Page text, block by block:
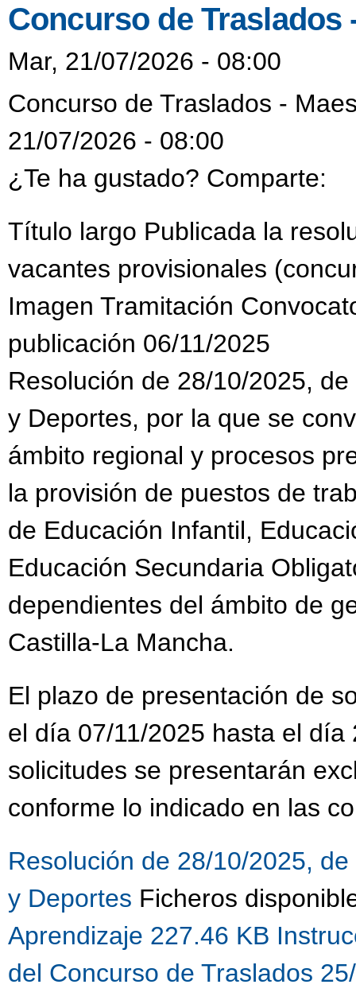
Concurso de Traslados
Mar, 21/07/2026 - 08:00
Concurso de Traslados -
21/07/2026 - 08:00
¿Te ha gustado? Comparte:
Título largo Publicada la
vacantes provisionales
Imagen Tramitación
publicación 06/11/2025
Resolución de 28/10/2025,
y Deportes, por la que se
ámbito regional y procesos
la provisión de puestos de
de Educación Infantil,
Educación Secundaria
dependientes del ámbito de
Castilla-La Mancha.
El plazo de presentación de
el día 07/11/2025 hasta el
solicitudes se presentarán
conforme lo indicado en las
Resolución de 28/10/2025,
y Deportes Ficheros
Aprendizaje 227.46 KB
del Concurso de Traslados